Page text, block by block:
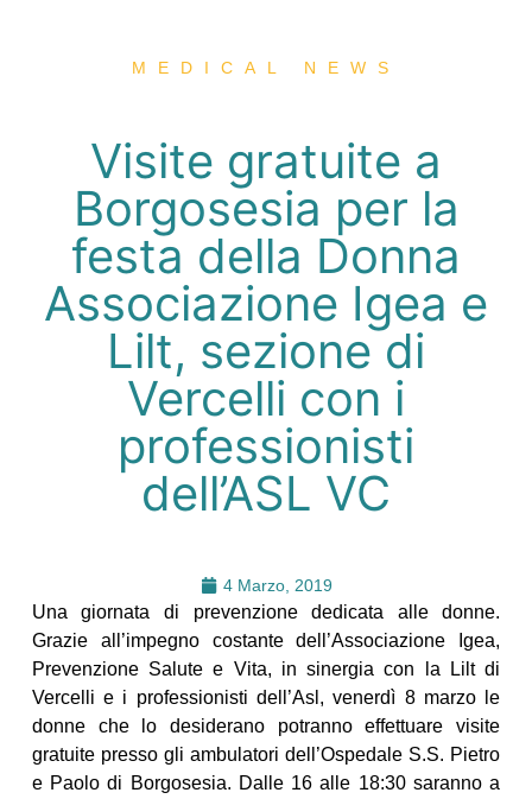
MEDICAL NEWS
Visite gratuite a
Borgosesia per la
festa della Donna
Associazione Igea e
Lilt, sezione di
Vercelli con i
professionisti
dell’ASL VC
4 Marzo, 2019
Una giornata di prevenzione dedicata alle donne.
Grazie all’impegno costante dell’Associazione Igea,
Prevenzione Salute e Vita, in sinergia con la Lilt di
Vercelli e i professionisti dell’Asl, venerdì 8 marzo le
donne che lo desiderano potranno effettuare visite
gratuite presso gli ambulatori dell’Ospedale S.S. Pietro
e Paolo di Borgosesia. Dalle 16 alle 18:30 saranno a